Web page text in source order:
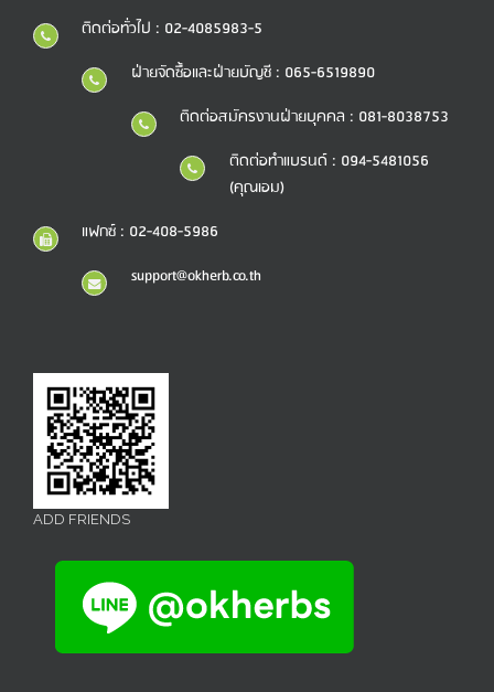
ติดต่อทั่วไป : 02-4085983-5
ฝ่ายจัดซื้อและฝ่ายบัญชี : 065-6519890
ติดต่อสมัครงานฝ่ายบุคคล : 081-8038753
ติดต่อทำแบรนด์ : 094-5481056
(คุณเอม)
แฟกซ์ : 02-408-5986
support@okherb.co.th
ADD FRIENDS